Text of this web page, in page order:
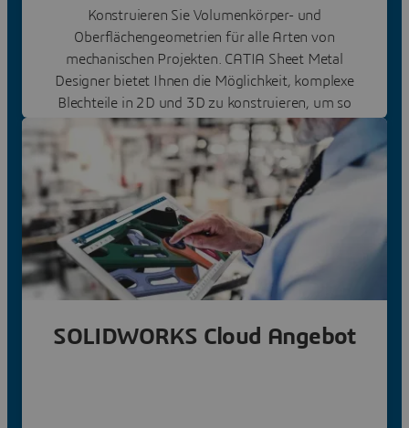
Konstruieren Sie Volumenkörper- und
Oberflächengeometrien für alle Arten von
mechanischen Projekten. CATIA Sheet Metal
Designer bietet Ihnen die Möglichkeit, komplexe
Blechteile in 2D und 3D zu konstruieren, um so
eine einfache Fertigung zu gewährleisten.
Sheet Metal Design entdecken
SOLIDWORKS Cloud Angebot